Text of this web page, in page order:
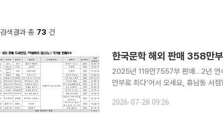
검색결과 총 73 건
한국문학 해외 판매 358만
2025년 119만7557부 판매…2년 연
만부로 최다‘어서 오세요, 휴남동 서점입니다’ 등 공감
다. 한강을 비롯한 주요 작가의 작품
2026-07-28 09:26